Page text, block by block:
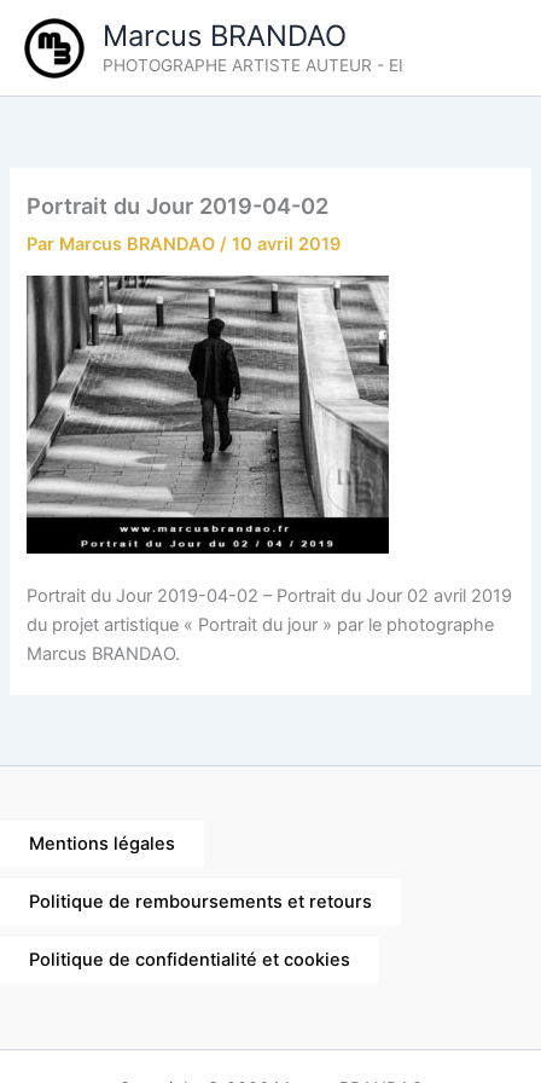
contenu
Marcus BRANDAO
PHOTOGRAPHE ARTISTE AUTEUR - EI
Portrait du Jour 2019-04-02
Par Marcus BRANDAO/10 avril 2019
Portrait du Jour 2019-04-02 – Portrait du Jour 02 avril 2019
du projet artistique « Portrait du jour » par le photographe
Marcus BRANDAO.
Mentions légales
Politique de remboursements et retours
Politique de confidentialité et cookies